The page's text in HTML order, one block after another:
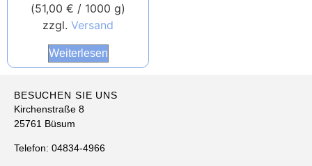
(51,00 € / 1000 g)
zzgl. Versand
Weiterlesen
BESUCHEN SIE UNS
Kirchenstraße 8
25761 Büsum
Telefon: 04834-4966